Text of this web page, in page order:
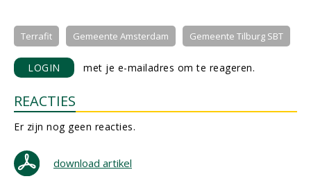
Terrafit Gemeente Amsterdam Gemeente Tilburg SBT
LOGIN met je e-mailadres om te reageren.
REACTIES
Er zijn nog geen reacties.
download artikel